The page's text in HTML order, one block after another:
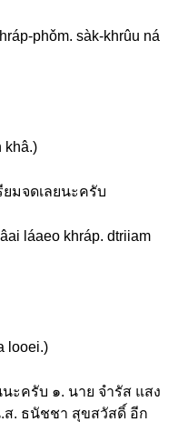
phǒm. sàk-khrûu ná
khâ.)
ยมจดเลยนะครับ
láaeo khráp. dtriiam
looei.)
ะครับ ๑. นาย จำรัส แสง
ส. ธนัชชา สุขสวัสดิ์ อีก